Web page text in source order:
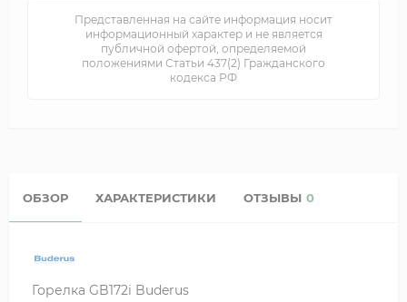
Представленная на сайте информация носит
информационный характер и не является
публичной офертой, определяемой
положениями Статьи 437(2) Гражданского
кодекса РФ
ОБЗОР ХАРАКТЕРИСТИКИ ОТЗЫВЫ 0
Горелка GB172i Buderus